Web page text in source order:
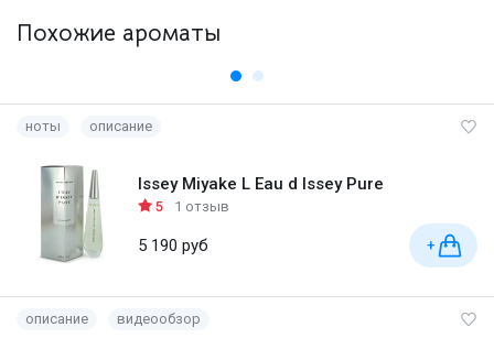
Похожие ароматы
ноты описание
Issey Miyake L Eau d Issey Pure
5 1 отзыв
5 190 руб +
описание видеообзор